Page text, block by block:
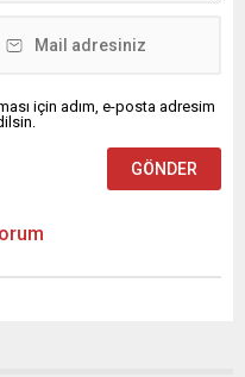
için adım, e-posta adresim